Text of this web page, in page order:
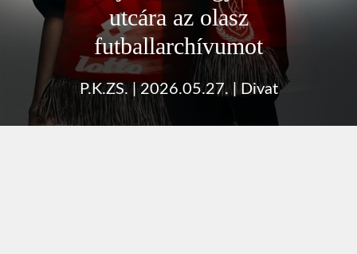
utcára az olasz
futballarchívumot
P.K.ZS. | 2026.05.27. | Divat